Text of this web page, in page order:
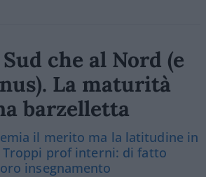
che al Nord (e
La maturità
barzelletta
il merito ma la latitudine in
Troppi prof interni: di fatto
insegnamento